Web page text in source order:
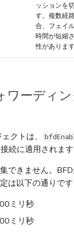
ッションを
す。複数経
合、フェイ
時間が短縮
性があります
ワーディン
クトは、
続に適用されます
できません。
は以下の通りです
ミリ秒
ミリ秒